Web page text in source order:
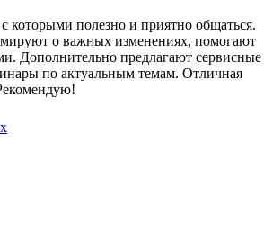
полезно и приятно общаться.
о важных изменениях, помогают
Дополнительно предлагают сервисные
по актуальным темам. Отличная